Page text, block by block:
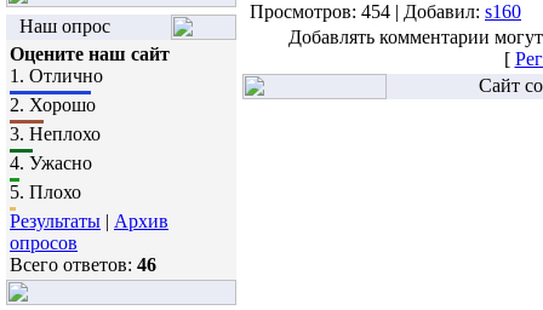
Наш опрос
Оцените наш сайт
1. Отлично
2. Хорошо
3. Неплохо
4. Ужасно
5. Плохо
Результаты | Архив
опросов
Всего ответов: 46
Просмотров: 454 | Добавил: s160
Добавлять комментарии
[
Сайт